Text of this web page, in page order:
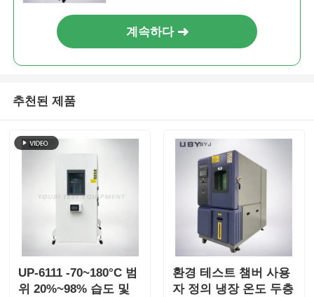
계속하다
추천된 제품
UP-6111 -70~180°C 범
위 20%~98% 습도 및
환경 테스트 챔버 사용
자 정의 냉장 온도 두층